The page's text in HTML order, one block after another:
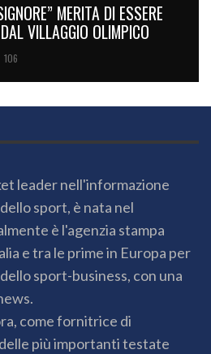
MERITA DI ESSERE
VILLAGGIO OLIMPICO
106
leader nell'informazione
sport, è nata nel
è l'agenzia stampa
e tra le prime in Europa per
sport-business, con una
come fornitrice di
più importanti testate